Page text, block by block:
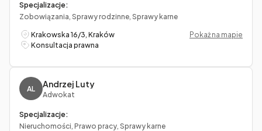
Specjalizacje:
Zobowiązania, Sprawy rodzinne, Sprawy karne
Krakowska 16/3, Kraków
Pokaż na mapie
Konsultacja prawna
AL Andrzej Luty
Adwokat
Specjalizacje:
Nieruchomości, Prawo pracy, Sprawy karne